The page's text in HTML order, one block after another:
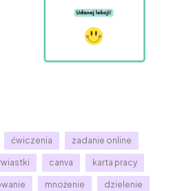
ćwiczenia zadanie online
canva karta pracy
mnożenie dzielenie